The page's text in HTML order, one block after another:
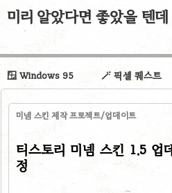
미리 알았다면 좋았을 텐데
🪟 Windows 95 🪄 픽셀 퀘스트
미넴 스킨 제작 프로젝트/업데이트
티스토리 미넴 스킨 1.5 업
정